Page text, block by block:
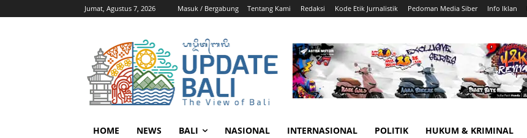
Jumat, Agustus 7, 2026 Masuk / Bergabung Tentang Kami Redaksi Kode Etik Jurnalistik Pedoman Media Siber Info Iklan
HOME NEWS BALI NASIONAL INTERNASIONAL POLITIK HUKUM & KRIMINAL